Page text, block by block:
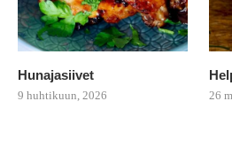
Hunajasiivet
9 huhtikuun, 2026 26